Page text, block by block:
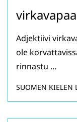
virkavapaa
Adjektiivi
ole
rinnastu …
SUOMEN KIELEN